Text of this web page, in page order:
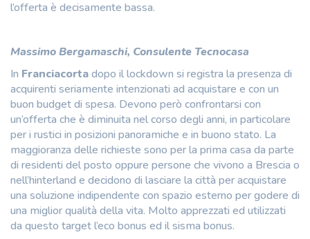
l’offerta è decisamente bassa.
Massimo Bergamaschi, Consulente Tecnocasa
In Franciacortadopo il lockdown si registra la presenza di
acquirenti seriamente intenzionati ad acquistare e con un
buon budget di spesa. Devono però confrontarsi con
un’offerta che è diminuita nel corso degli anni, in particolare
per i rustici in posizioni panoramiche e in buono stato. La
maggioranza delle richieste sono per la prima casa da parte
di residenti del posto oppure persone che vivono a Brescia o
nell’hinterland e decidono di lasciare la città per acquistare
una soluzione indipendente con spazio esterno per godere di
una miglior qualità della vita. Molto apprezzati ed utilizzati
da questo target l’eco bonus ed il sisma bonus.